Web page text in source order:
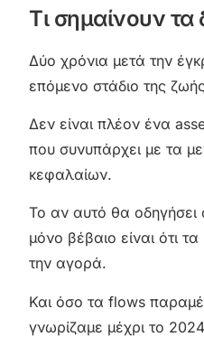
Τι σημαίνουν
Δύο χρόνια μετά την
επόμενο στάδιο της
Δεν είναι πλέον ένα
που συνυπάρχει με τα
κεφαλαίων.
Το αν αυτό θα οδηγήσει
μόνο βέβαιο είναι ότι
την αγορά.
Και όσο τα flows
γνωρίζαμε μέχρι το